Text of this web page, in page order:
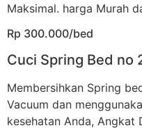
Maksimal. harga Murah
Rp 300.000/bed
Cuci Spring Bed no
Membersihkan Spring
Vacuum dan
kesehatan Anda, Angkat